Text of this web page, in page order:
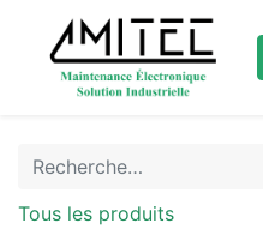
Tous les produits